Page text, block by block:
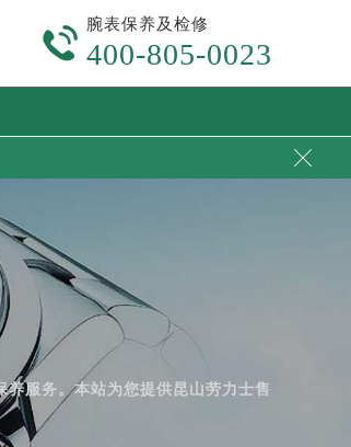

腕表保养及检修
400-805-0023

服务。本站为您提供昆山劳力士售